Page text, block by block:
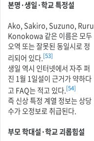
본명·생일·학교 특정설
Ako, Sakiro, Suzuno, Ruru
Konokowa 같은 이름은 모두
오역 또는 잘못된 동일시로 정
리되어 있다.[53]
생일 역시 인터넷에서 자주 퍼
진 1월 1일설이 근거가 약하다
고 FAQ는 적고 있다.[54]
즉 신상 특정 계열 정보는 상당
수가 오정보로 취급된다.
부모 학대설·학교 괴롭힘설